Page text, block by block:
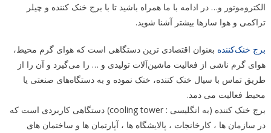
الکتروموتور و… در ادامه با ما همراه باشید تا با برج خنک کننده و چیلر
تراکمی و هوا سازها بیشتر آشنا شوید.
برج خنک‌کننده بعنوان اقتصادی ترین دستگاهی است که هوای گرم محیط،
هوای گرم ناشی از فعالیت ماشین‌آلات تولیدی و … را می‌گیرد و آن را از
طریق تماس با سیال خنک کننده، خنک نموده و به دستگاه‌های صنعتی یا
محیط فعالیت می دمد.
برج خنک کننده (به انگلیسی : cooling tower) دستگاهی کاربردی است که
در سازمان ها ، کارخانجات ، پالایشگاه ها ، آپارتمان ها و ساختمان های